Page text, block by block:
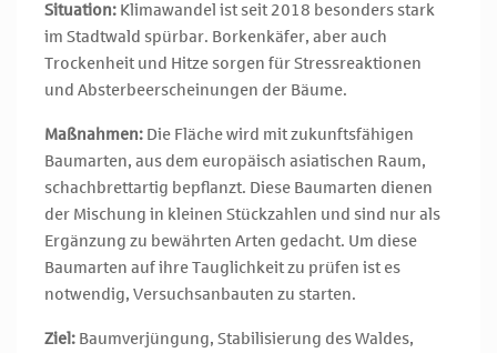
Situation: Klimawandel ist seit 2018 besonders stark
im Stadtwald spürbar. Borkenkäfer, aber auch
Trockenheit und Hitze sorgen für Stressreaktionen
und Absterbeerscheinungen der Bäume.
Maßnahmen: Die Fläche wird mit zukunftsfähigen
Baumarten, aus dem europäisch asiatischen Raum,
schachbrettartig bepflanzt. Diese Baumarten dienen
der Mischung in kleinen Stückzahlen und sind nur als
Ergänzung zu bewährten Arten gedacht. Um diese
Baumarten auf ihre Tauglichkeit zu prüfen ist es
notwendig, Versuchsanbauten zu starten.
Ziel: Baumverjüngung, Stabilisierung des Waldes,